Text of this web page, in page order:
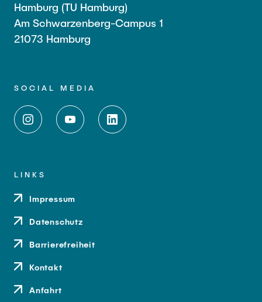
Hamburg (TU Hamburg)
Am Schwarzenberg-Campus 1
21073 Hamburg
SOCIAL MEDIA
LINKS
Impressum
Datenschutz
Barrierefreiheit
Kontakt
Anfahrt